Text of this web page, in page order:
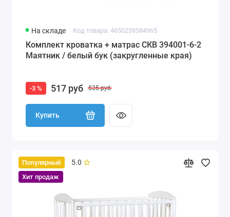
На складе Код товара: 4650259584965
Комплект кроватка + матрас СКВ 394001-6-2
Маятник / белый бук (закругленные края)
-3 % 517 руб 535 руб
Купить
Популярный
Хит продаж
5.0